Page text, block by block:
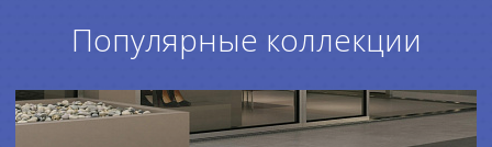
Популярные коллекции